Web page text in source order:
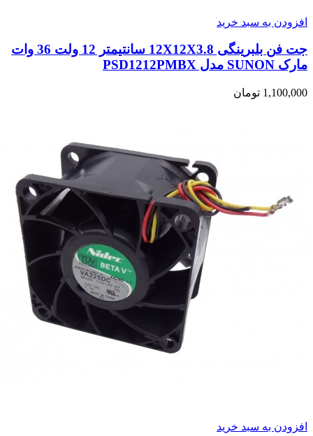
افزودن به سبد خرید
جت فن بلبرینگی 12X12X3.8 سانتیمتر 12 ولت 36 وات
مارک SUNON مدل PSD1212PMBX
1,100,000 تومان
افزودن به سبد خرید